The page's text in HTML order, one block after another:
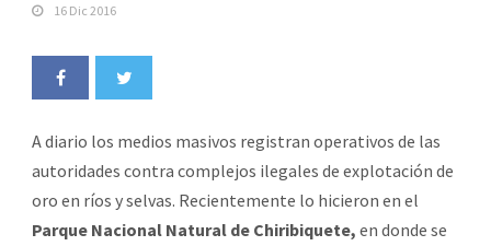
16 Dic 2016
A diario los medios masivos registran operativos de las
autoridades contra complejos ilegales de explotación de
oro en ríos y selvas. Recientemente lo hicieron en el
Parque Nacional Natural de Chiribiquete, en donde se